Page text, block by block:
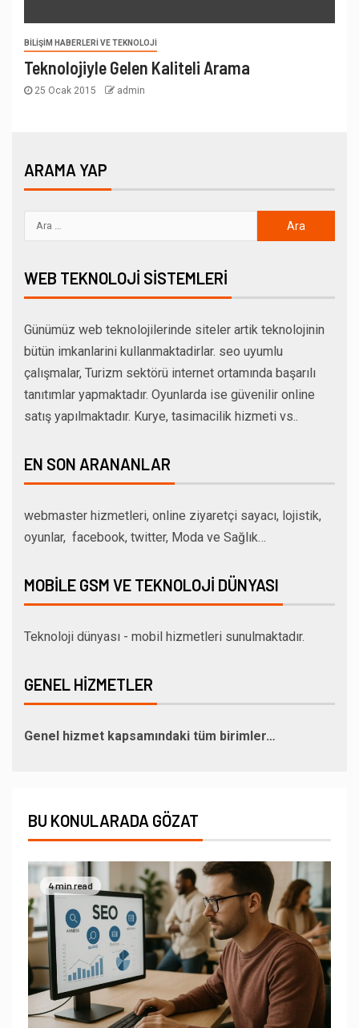
BILIŞIM HABERLERI VE TEKNOLOJI
Teknolojiyle Gelen Kaliteli Arama
25 Ocak 2015 admin
ARAMA YAP
WEB TEKNOLOJI SISTEMLERI
Günümüz web teknolojilerinde siteler artik teknolojinin
bütün imkanlarini kullanmaktadirlar. seo uyumlu
çalışmalar, Turizm sektörü internet ortamında başarılı
tanıtımlar yapmaktadır. Oyunlarda ise güvenilir online
satış yapılmaktadır. Kurye, tasimacilik hizmeti vs..
EN SON ARANANLAR
webmaster hizmetleri, online ziyaretçi sayacı, lojistik,
oyunlar, facebook, twitter, Moda ve Sağlık…
MOBILE GSM VE TEKNOLOJI DÜNYASI
Teknoloji dünyası - mobil hizmetleri sunulmaktadır.
GENEL HIZMETLER
Genel hizmet kapsamındaki tüm birimler…
BU KONULARADA GÖZAT
4 min read